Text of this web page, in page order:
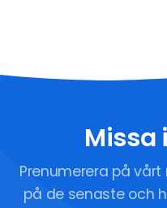
Missa
Prenumerera på
på de senaste och